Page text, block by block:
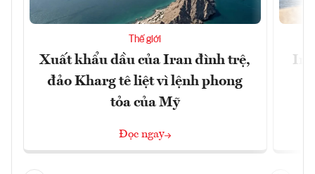
Thế giới
Xuất khẩu dầu của Iran đình trệ,
đảo Kharg tê liệt vì lệnh phong
tỏa của Mỹ
Đọc ngay